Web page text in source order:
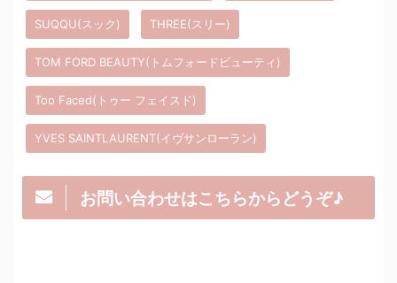
SUQQU(スック) THREE(スリー)
TOM FORD BEAUTY(トムフォードビューティ)
Too Faced(トゥー フェイスド)
YVES SAINTLAURENT(イヴサンローラン)
お問い合わせはこちらからどうぞ♪